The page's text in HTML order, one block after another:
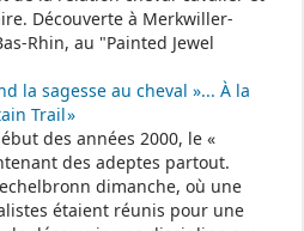
Découverte à Merkwiller-
Rhin, au "Painted Jewel
la sagesse au cheval »... À la
Trail »
des années 2000, le «
des adeptes partout.
dimanche, où une
étaient réunis pour une